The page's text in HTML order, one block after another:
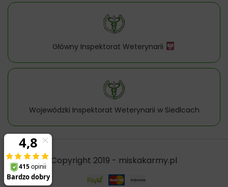
Główny Inspektorat Weterynarii
Wojewódzki Inspektorat Weterynarii w Siedlcach
Copyright 2019 - miskakarmy.pl